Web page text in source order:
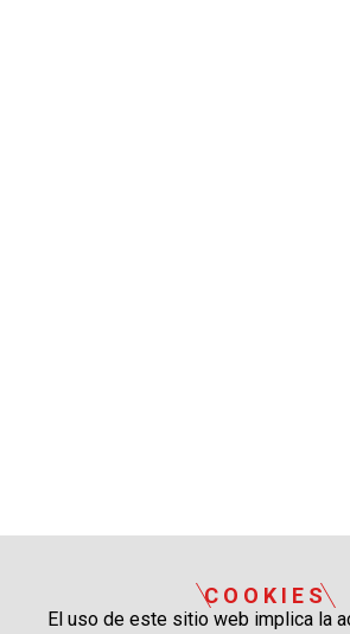
COOKIES
El uso de este sitio web implica la